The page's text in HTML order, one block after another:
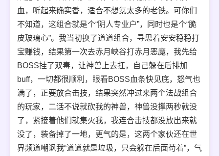
血，听起来确实香，适合不想氪太多的老铁。可你们
不知道，这组合就是个“阴人专业户”，同时也是个“脆
皮玻璃心”。我当初换了道道组合，寻思着安安稳稳打
宝赚钱，结果第一次去赤月峡谷打赤月恶魔，我先给
BOSS挂了双毒，让神兽上去扛，自己躲在后排加
buff，一切都很顺利，眼看BOSS血条快见底，怒气也
满了，正要放合击技，结果突然冲过来两个法战组合
的玩家，二话不说就砍我的神兽，神兽没撑两秒就没
了，紧接着他们就集火我，我连合击技都没放出来就
没了，装备掉了一地，更气的是，这两个家伙还在世
界频道嘲讽我“道道就是垃圾，只会躲在后面苟着”，气